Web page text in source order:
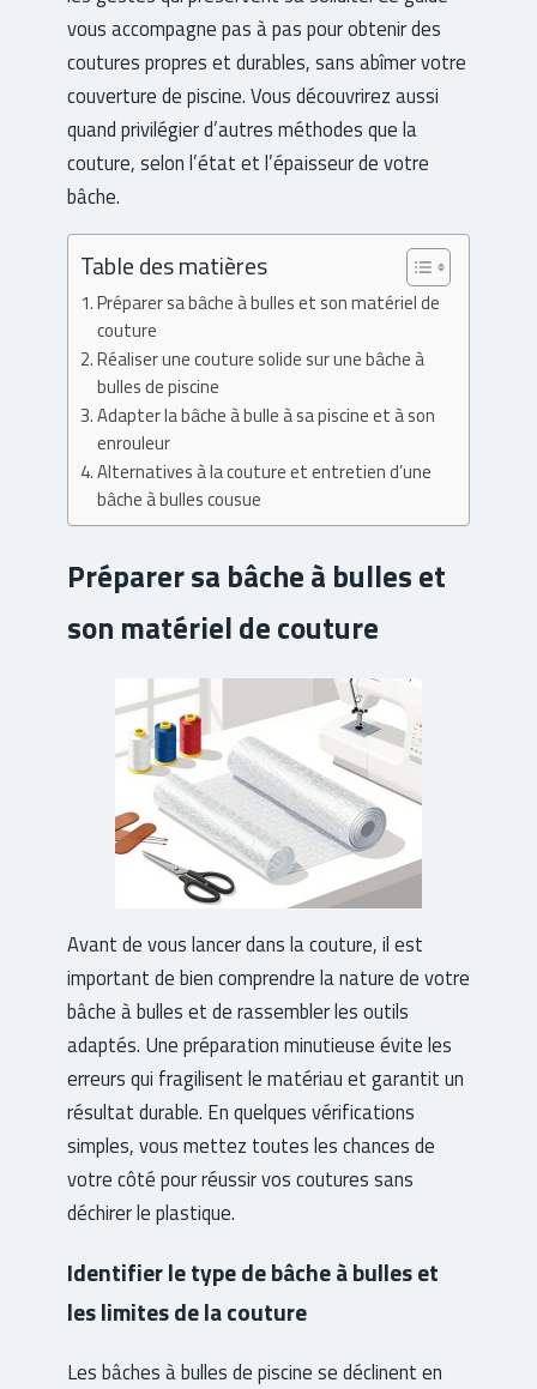
vous accompagne pas à pas pour obtenir des
coutures propres et durables, sans abîmer votre
couverture de piscine. Vous découvrirez aussi
quand privilégier d’autres méthodes que la
couture, selon l’état et l’épaisseur de votre
bâche.
Table des matières
Préparer sa bâche à bulles et son matériel de
couture
Réaliser une couture solide sur une bâche à
bulles de piscine
Adapter la bâche à bulle à sa piscine et à son
enrouleur
Alternatives à la couture et entretien d’une
bâche à bulles cousue
Préparer sa bâche à bulles et
son matériel de couture
Avant de vous lancer dans la couture, il est
important de bien comprendre la nature de votre
bâche à bulles et de rassembler les outils
adaptés. Une préparation minutieuse évite les
erreurs qui fragilisent le matériau et garantit un
résultat durable. En quelques vérifications
simples, vous mettez toutes les chances de
votre côté pour réussir vos coutures sans
déchirer le plastique.
Identifier le type de bâche à bulles et
les limites de la couture
Les bâches à bulles de piscine se déclinent en